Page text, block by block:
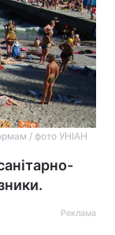
/ фото УНІАН
Реклама